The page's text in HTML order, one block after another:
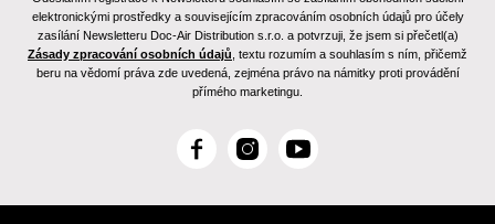
elektronickými prostředky a souvisejícím zpracováním osobních údajů pro účely
zasílání Newsletteru Doc-Air Distribution s.r.o. a potvrzuji, že jsem si přečetl(a)
Zásady zpracování osobních údajů , textu rozumím a souhlasím s ním, přičemž
beru na vědomí práva zde uvedená, zejména právo na námitky proti provádění
přímého marketingu.
F
c
I
s
Y
u